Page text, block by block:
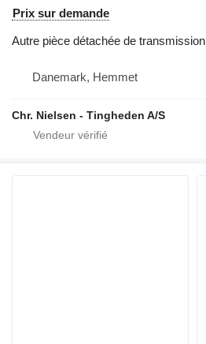
Prix sur demande
Autre pièce détachée de transmission
Danemark, Hemmet
Chr. Nielsen - Tingheden A/S